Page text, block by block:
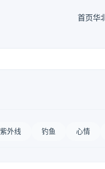
首页华
紫外线 钓鱼 心情